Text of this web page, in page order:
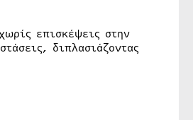
επισκέψεις στην
διπλασιάζοντας